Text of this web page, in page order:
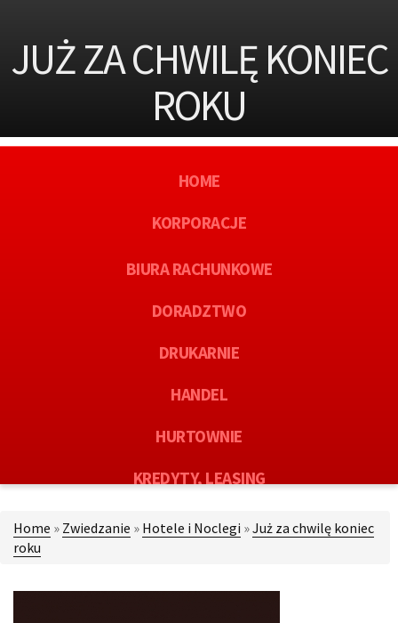
JUŻ ZA CHWILĘ KONIEC
ROKU
HOME
KORPORACJE
BIURA RACHUNKOWE
DORADZTWO
DRUKARNIE
HANDEL
HURTOWNIE
KREDYTY, LEASING
OFERTY PRACY
Home » Zwiedzanie » Hotele i Noclegi »Już za chwilę koniec
roku